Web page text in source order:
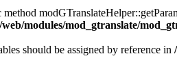
method
modules/mod_gtranslate/
should be assigned by reference in